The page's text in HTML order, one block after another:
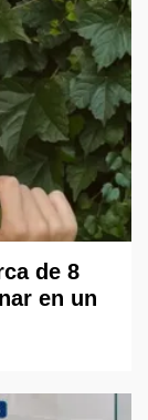
de 8
en un